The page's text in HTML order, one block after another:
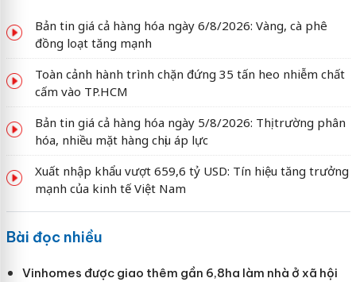
Bản tin giá cả hàng hóa ngày 6/8/2026: Vàng, cà phê
đồng loạt tăng mạnh
Toàn cảnh hành trình chặn đứng 35 tấn heo nhiễm chất
cấm vào TP.HCM
Bản tin giá cả hàng hóa ngày 5/8/2026: Thị trường phân
hóa, nhiều mặt hàng chịu áp lực
Xuất nhập khẩu vượt 659,6 tỷ USD: Tín hiệu tăng trưởng
mạnh của kinh tế Việt Nam
Bài đọc nhiều
Vinhomes được giao thêm gần 6,8ha làm nhà ở xã hội